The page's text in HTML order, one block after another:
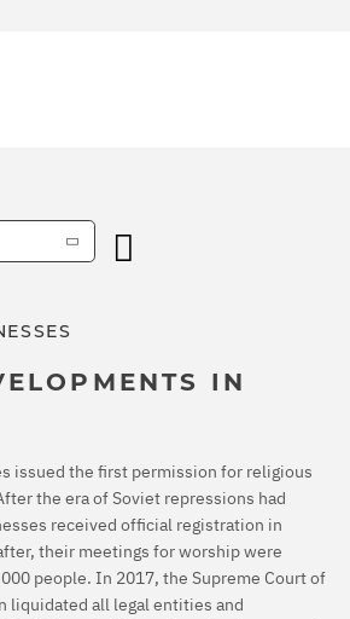
IN
issued the first permission for religious
the era of Soviet repressions had
received official registration in
their meetings for worship were
people. In 2017, the Supreme Court of
liquidated all legal entities and